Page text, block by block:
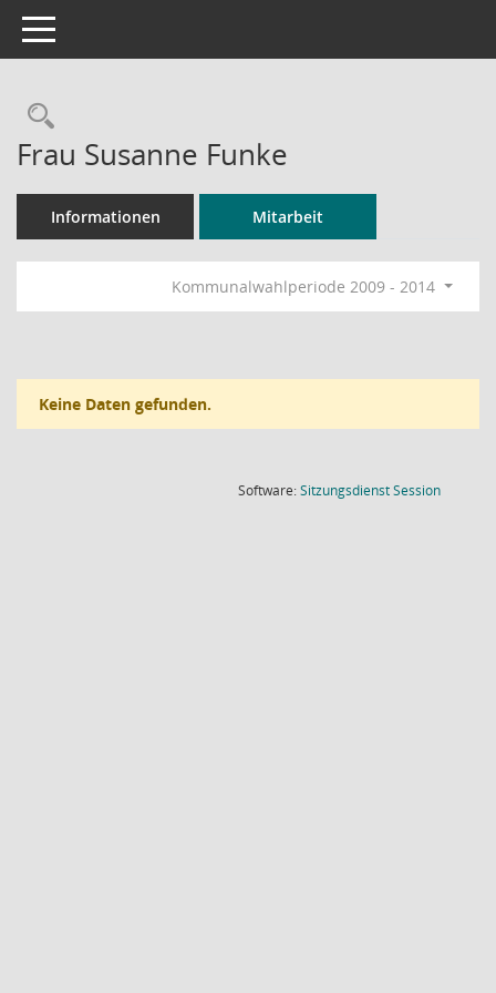
Toggle navigation
Rechercheauswahl
Frau Susanne Funke
Informationen Mitarbeit
Kommunalwahlperiode 2009 - 2014
Keine Daten gefunden.
Software:SitzungsdienstSession(Wird in